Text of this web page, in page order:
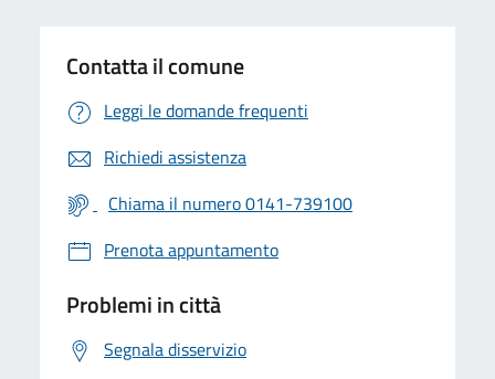
Contatta il comune
Leggi le domande frequenti
Richiedi assistenza
Chiama il numero 0141-739100
Prenota appuntamento
Problemi in città
Segnala disservizio